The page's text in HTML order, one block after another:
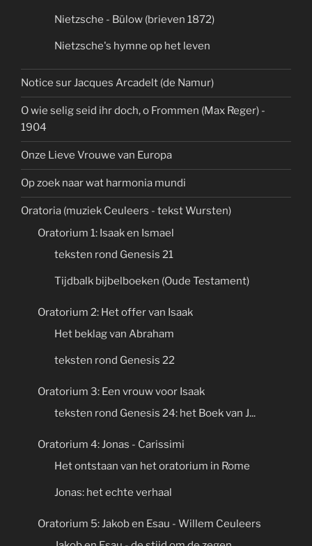
Nietzsche - Bülow (brieven 1872)
Nietzsche's hymne op het leven
Notice sur Jacques Arcadelt (de Namur)
O wie selig seid ihr doch, o Frommen (Max Reger) -
1904
Onze Lieve Vrouwe van Europa
Op zoek naar wat harmonia mundi
Oratoria (muziek Ceuleers - tekst Wursten)
Oratorium 1: Isaak en Ismael
teksten rond Genesis 21
Tijdbalk bijbelboeken (Oude Testament)
Oratorium 2: Het offer van Isaak
Het beklag van Abraham
teksten rond Genesis 22
Oratorium 3: Een vrouw voor Isaak
teksten rond Genesis 24: het Boek van J...
Oratorium 4: Jonas - Carissimi
Het ontstaan van het oratorium in Rome
Jonas: het echte verhaal
Oratorium 5: Jakob en Esau - Willem Ceuleers